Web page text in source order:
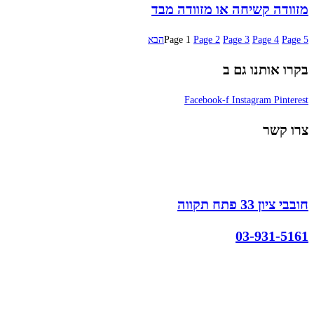
מזוודה קשיחה או מזוודה מבד
Page 1 Page 2 Page 3 Page 4 Page 5 הבא
בקרו אותנו גם ב
Facebook-f Instagram Pinterest
צרו קשר
חובבי ציון 33 פתח תקווה
03-931-5161